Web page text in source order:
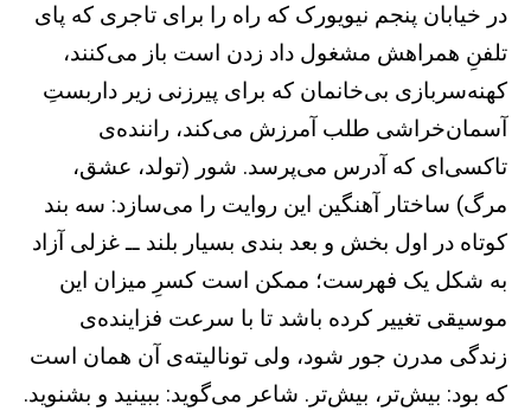
در خیابان پنجم نیویورک که راه را برای تاجری که پای
تلفنِ همراهش مشغول داد زدن است باز می‌کنند،
کهنه‌سربازی بی‌خانمان که برای پیرزنی زیر داربستِ
آسمان‌خراشی طلب آمرزش می‌کند، راننده‌ی
تاکسی‌ای که آدرس می‌پرسد. شور (تولد، عشق،
مرگ) ساختار آهنگین این روایت را می‌سازد: سه بند
کوتاه در اول بخش و بعد بندی بسیار بلند ــ غزلی آزاد
به شکل یک فهرست؛ ممکن است کسرِ میزان این
موسیقی تغییر کرده باشد تا با سرعت فزاینده‌ی
زندگی مدرن جور شود، ‌ولی تونالیته‌ی آن همان است
که بود: بیش‌تر، بیش‌تر. شاعر می‌گوید: ببینید و بشنوید.